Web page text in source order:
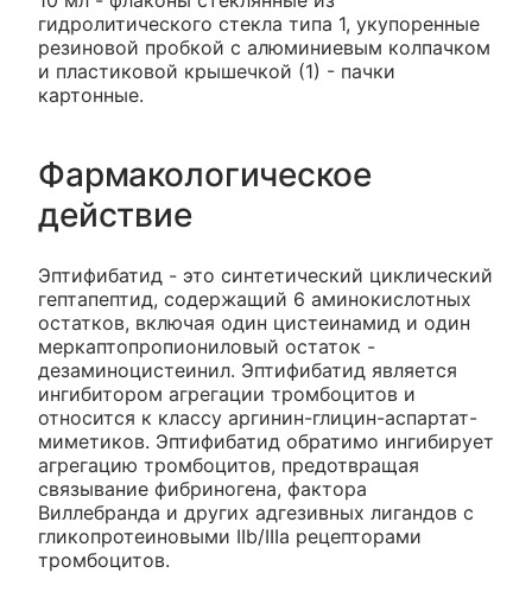
гидролитического стекла типа 1, укупоренные
резиновой пробкой с алюминиевым колпачком
и пластиковой крышечкой (1) - пачки
картонные.
Фармакологическое
действие
Эптифибатид - это синтетический циклический
гептапептид, содержащий 6 аминокислотных
остатков, включая один цистеинамид и один
меркаптопропиониловый остаток -
дезаминоцистеинил. Эптифибатид является
ингибитором агрегации тромбоцитов и
относится к классу аргинин-глицин-аспартат-
миметиков. Эптифибатид обратимо ингибирует
агрегацию тромбоцитов, предотвращая
связывание фибриногена, фактора
Виллебранда и других адгезивных лигандов с
гликопротеиновыми IIb/IIIa рецепторами
тромбоцитов.